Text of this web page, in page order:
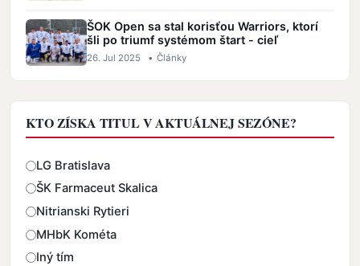
ŠOK Open sa stal korisťou Warriors, ktorí
šli po triumf systémom štart - cieľ
26. Jul 2025 • Články
KTO ZÍSKA TITUL V AKTUÁLNEJ SEZÓNE?
Odpovede
LG Bratislava
ŠK Farmaceut Skalica
Nitrianski Rytieri
MHbK Kométa
Iný tím